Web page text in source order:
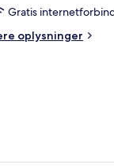
Gratis
oplysninger